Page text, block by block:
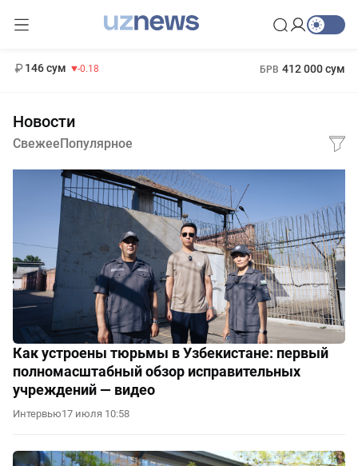
146 сум -0.18 БРВ 412 000 сум
Новости
СвежееПопулярное
Как устроены тюрьмы в Узбекистане: первый
полномасштабный обзор исправительных
учреждений — видео
Интервью17 июля 10:58